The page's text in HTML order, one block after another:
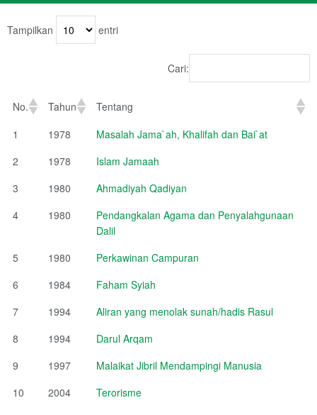
Tampilkan entri
Cari:
No. Tahun
Tentang
1
1978
Masalah Jama`ah, Khalifah dan Bai`at
2
1978
Islam Jamaah
3
1980
Ahmadiyah Qadiyan
4
1980
Pendangkalan Agama dan Penyalahgunaan
Dalil
5
1980
Perkawinan Campuran
6
1984
Faham Syiah
7
1994
Aliran yang menolak sunah/hadis Rasul
8
1994
Darul Arqam
9
1997
Malaikat Jibril Mendampingi Manusia
10
2004 Terorisme